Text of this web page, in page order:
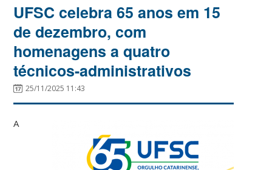
UFSC celebra 65 anos em 15
de dezembro, com
homenagens a quatro
técnicos-administrativos
25/11/2025 11:43
A